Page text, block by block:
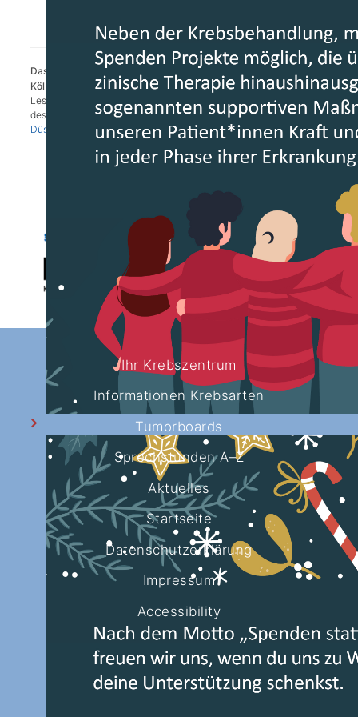
Das Bonn ist Teil des Krebszentrums
Aachen Bonn
Köln Düsseldorf.
Lesen Sie mehr darüber auf der gemeinsamen Webseite
des
Centrums für Integrierte Onkologie Aachen Bonn Köln
Düsseldorf
Ihr Krebszentrum
Informationen Krebsarten
Tumorboards
Sprechstunden A–Z
Aktuelles
Startseite
Datenschutzerklärung
Impressum
Accessibility